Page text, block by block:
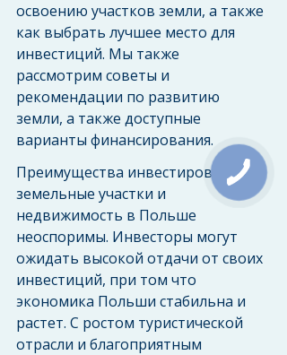
освоению участков земли, а также
как выбрать лучшее место для
инвестиций. Мы также
рассмотрим советы и
рекомендации по развитию
земли, а также доступные
варианты финансирования.
Преимущества инвестирования в
земельные участки и
недвижимость в Польше
неоспоримы. Инвесторы могут
ожидать высокой отдачи от своих
инвестиций, при том что
экономика Польши стабильна и
растет. С ростом туристической
отрасли и благоприятным